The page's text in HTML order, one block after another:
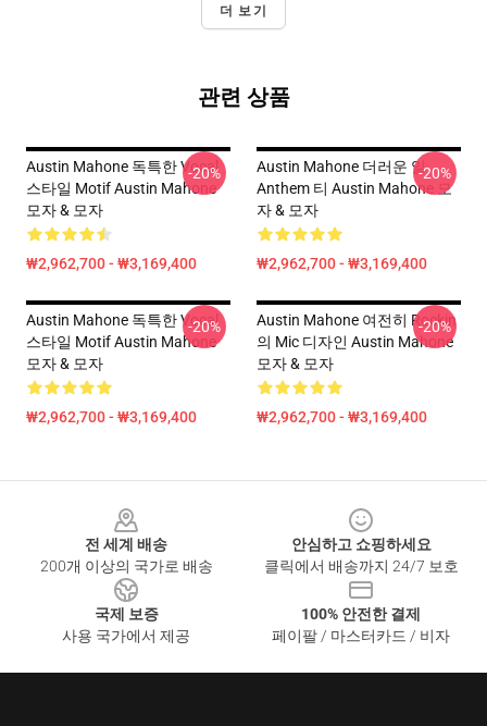
더 보기
관련 상품
Austin Mahone 독특한 Vocal
스타일 Motif Austin Mahone
모자 & 모자
₩2,962,700 - ₩3,169,400
-20%
Austin Mahone 더러운 일
Anthem 티 Austin Mahone 모
자 & 모자
₩2,962,700 - ₩3,169,400
-20%
Austin Mahone 독특한 Vocal
스타일 Motif Austin Mahone
모자 & 모자
₩2,962,700 - ₩3,169,400
-20%
Austin Mahone 여전히 Rockin
의 Mic 디자인 Austin Mahone
모자 & 모자
₩2,962,700 - ₩3,169,400
-20%
전 세계 배송
200개 이상의 국가로 배송
안심하고 쇼핑하세요
클릭에서 배송까지 24/7 보호
국제 보증
사용 국가에서 제공
100% 안전한 결제
페이팔 / 마스터카드 / 비자